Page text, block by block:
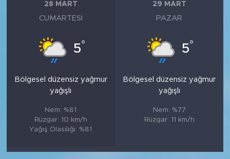
28 MART
CUMARTESI
5°
Bölgesel düzensiz yağmur
yağışlı
Nem: %81
Rüzgar: 10 km/h
Yağış Olasılığı: %81
29 MART
PAZAR
5°
Bölgesel düzensiz yağmur
yağışlı
Nem: %77
Rüzgar: 11 km/h